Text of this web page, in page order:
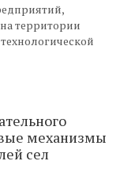
территории
механизмы
сел